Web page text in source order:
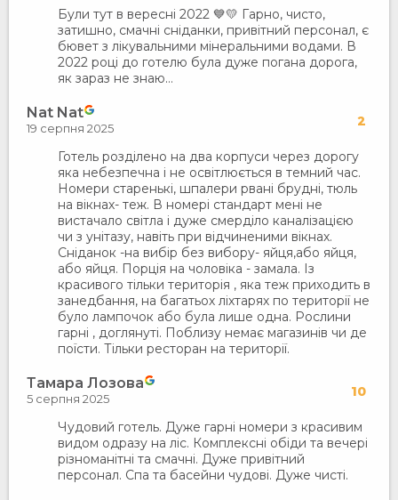
Були тут в вересні 2022 💙💛 Гарно, чисто,
затишно, смачні сніданки, привітний персонал, є
бювет з лікувальними мінеральними водами. В
2022 році до готелю була дуже погана дорога,
як зараз не знаю…
Nat Nat 2
19 серпня 2025
Готель розділено на два корпуси через дорогу
яка небезпечна і не освітлюється в темний час.
Номери старенькі, шпалери рвані брудні, тюль
на вікнах- теж. В номері стандарт мені не
вистачало світла і дуже смерділо каналізацією
чи з унітазу, навіть при відчиненими вікнах.
Сніданок -на вибір без вибору- яйця,або яйця,
або яйця. Порція на чоловіка - замала. Із
красивого тільки територія , яка теж приходить в
занедбання, на багатьох ліхтарях по території не
було лампочок або була лише одна. Рослини
гарні , доглянуті. Поблизу немає магазинів чи де
поїсти. Тільки ресторан на території.
Тамара Лозова 10
5 серпня 2025
Чудовий готель. Дуже гарні номери з красивим
видом одразу на ліс. Комплексні обіди та вечері
різноманітні та смачні. Дуже привітний
персонал. Спа та басейни чудові. Дуже чисті.